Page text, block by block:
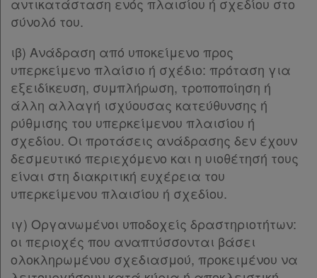
Παρ.11
Άρθρο 24
Παρ.2
Άρθρο 25
Άρθρο 26
Άρθρο 27
Άρθρο 28 [-]
Παρ.1
Παρ.2
Παρ.3
Παρ.4
Άρθρο 29
[-]
Παρ.1
Παρ.2
Παρ.3
σύνολό του.
ιβ) Ανάδραση από υποκείμενο προς
υπερκείμενο πλαίσιο ή σχέδιο: πρόταση για
εξειδίκευση, συμπλήρωση, τροποποίηση ή
άλλη αλλαγή ισχύουσας κατεύθυνσης ή
ρύθμισης του υπερκείμενου πλαισίου ή
σχεδίου. Οι προτάσεις ανάδρασης δεν έχουν
δεσμευτικό περιεχόμενο και η υιοθέτησή τους
είναι στη διακριτική ευχέρεια του
υπερκείμενου πλαισίου ή σχεδίου.
ιγ) Οργανωμένοι υποδοχείς δραστηριοτήτων:
οι περιοχές που αναπτύσσονται βάσει
ολοκληρωμένου σχεδιασμού, προκειμένου να